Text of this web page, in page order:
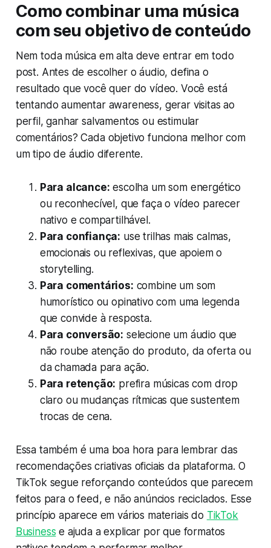
Como combinar uma música
com seu objetivo de conteúdo
Nem toda música em alta deve entrar em todo
post. Antes de escolher o áudio, defina o
resultado que você quer do vídeo. Você está
tentando aumentar awareness, gerar visitas ao
perfil, ganhar salvamentos ou estimular
comentários? Cada objetivo funciona melhor com
um tipo de áudio diferente.
Para alcance: escolha um som energético
ou reconhecível, que faça o vídeo parecer
nativo e compartilhável.
Para confiança: use trilhas mais calmas,
emocionais ou reflexivas, que apoiem o
storytelling.
Para comentários: combine um som
humorístico ou opinativo com uma legenda
que convide à resposta.
Para conversão: selecione um áudio que
não roube atenção do produto, da oferta ou
da chamada para ação.
Para retenção: prefira músicas com drop
claro ou mudanças rítmicas que sustentem
trocas de cena.
Essa também é uma boa hora para lembrar das
recomendações criativas oficiais da plataforma. O
TikTok segue reforçando conteúdos que parecem
feitos para o feed, e não anúncios reciclados. Esse
princípio aparece em vários materiais do TikTok
Business e ajuda a explicar por que formatos